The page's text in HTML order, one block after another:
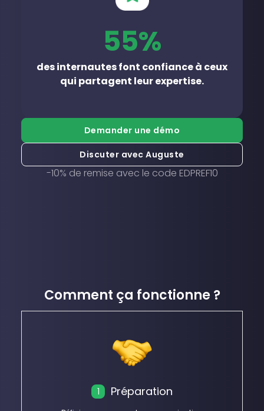
55%
des internautes font confiance à ceux
qui partagent leur expertise.
Demander une démo
Discuter avec Auguste
-10% de remise avec le code EDPREF10
Comment ça fonctionne ?
1 Préparation